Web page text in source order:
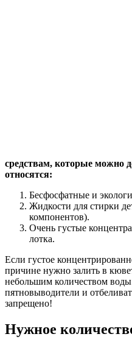
средствам, которые можно
относятся:
Бесфосфатные и
Жидкости для стирки
компонентов).
Очень густые
лотка.
Если густое
причине нужно залить в
небольшим количеством
пятновыводители и
запрещено!
Нужное